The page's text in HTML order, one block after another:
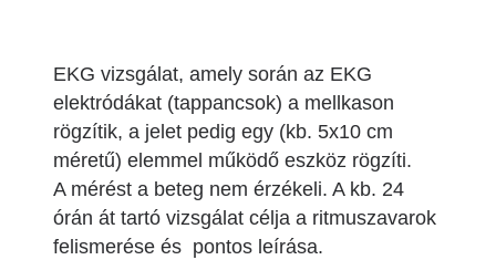
EKG vizsgálat, amely során az EKG
elektródákat (tappancsok) a mellkason
rögzítik, a jelet pedig egy (kb. 5x10 cm
méretű) elemmel működő eszköz rögzíti.
A mérést a beteg nem érzékeli. A kb. 24
órán át tartó vizsgálat célja a ritmuszavarok
felismerése és pontos leírása.